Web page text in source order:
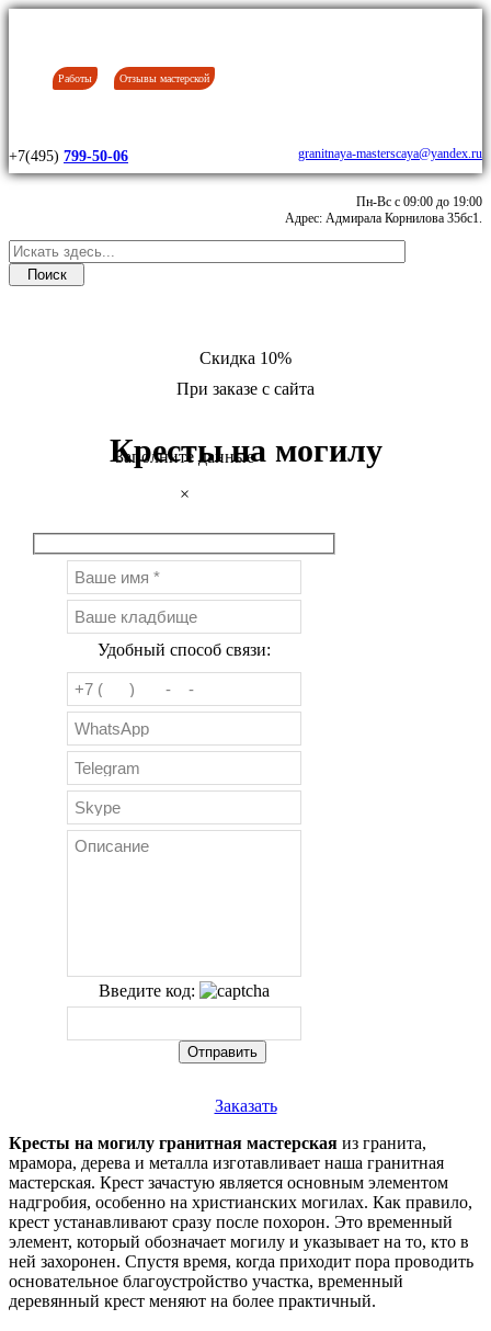
Работы Отзывы мастерской
+7(495) 799-50-06 granitnaya-masterscaya@yandex.ru
Пн-Вс с 09:00 до 19:00
Адрес: Адмирала Корнилова 35бс1.
Скидка 10%
При заказе с сайта
Кресты на могилу
Заполните данные
×
Удобный способ связи:
Введите код:
Заказать
Кресты на могилу гранитная мастерская из гранита,
мрамора, дерева и металла изготавливает наша гранитная
мастерская. Крест зачастую является основным элементом
надгробия, особенно на христианских могилах. Как правило,
крест устанавливают сразу после похорон. Это временный
элемент, который обозначает могилу и указывает на то, кто в
ней захоронен. Спустя время, когда приходит пора проводить
основательное благоустройство участка, временный
деревянный крест меняют на более практичный.